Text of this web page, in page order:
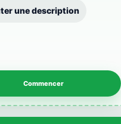
une description